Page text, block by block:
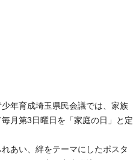
年育成埼玉県民会議では、家族
月第3日曜日を「家庭の日」と定
あい、絆をテーマにしたポスタ